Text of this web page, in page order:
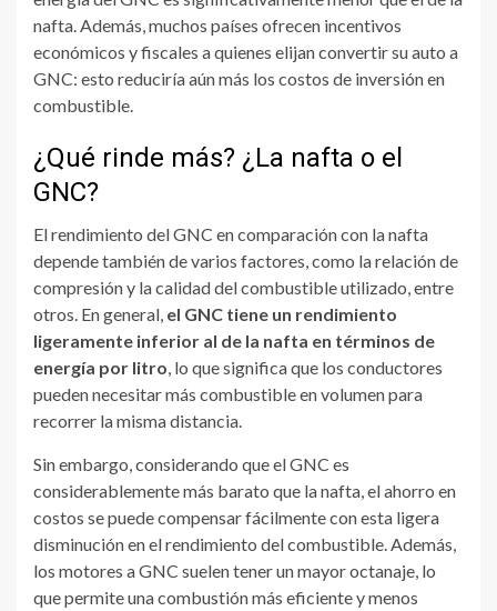
nafta. Además, muchos países ofrecen incentivos
económicos y fiscales a quienes elijan convertir su auto a
GNC: esto reduciría aún más los costos de inversión en
combustible.
¿Qué rinde más? ¿La nafta o el
GNC?
El rendimiento del GNC en comparación con la nafta
depende también de varios factores, como la relación de
compresión y la calidad del combustible utilizado, entre
otros. En general, el GNC tiene un rendimiento
ligeramente inferior al de la nafta en términos de
energía por litro, lo que significa que los conductores
pueden necesitar más combustible en volumen para
recorrer la misma distancia.
Sin embargo, considerando que el GNC es
considerablemente más barato que la nafta, el ahorro en
costos se puede compensar fácilmente con esta ligera
disminución en el rendimiento del combustible. Además,
los motores a GNC suelen tener un mayor octanaje, lo
que permite una combustión más eficiente y menos